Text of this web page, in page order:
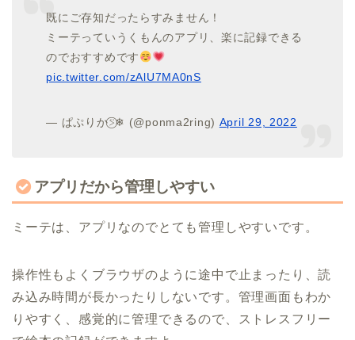
既にご存知だったらすみません！
ミーテっていうくもんのアプリ、楽に記録できる
のでおすすめです
pic.twitter.com/zAlU7MA0nS
— ぱぷりか⍩⃝❄︎ (@ponma2ring) April 29, 2022
アプリだから管理しやすい
ミーテは、アプリなのでとても管理しやすいです。
操作性もよくブラウザのように途中で止まったり、読
み込み時間が長かったりしないです。管理画面もわか
りやすく、感覚的に管理できるので、ストレスフリー